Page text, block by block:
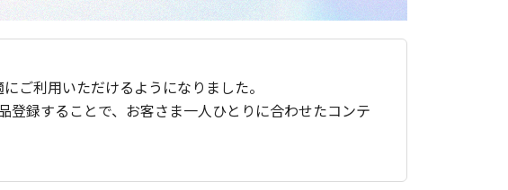
ご利用いただけるようになりました。
録することで、お客さま一人ひとりに合わせたコンテ